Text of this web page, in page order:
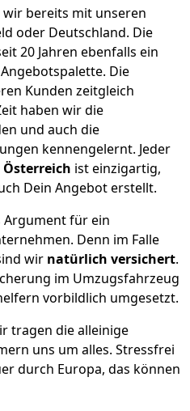
wir bereits mit unseren
oder Deutschland. Die
20 Jahren ebenfalls ein
Die
Kunden zeitgleich
haben wir die
und auch die
kennengelernt. Jeder
ist einzigartig,
Dein Angebot erstellt.
Argument für ein
Denn im Falle
wir natürlich versichert.
im Umzugsfahrzeug
vorbildlich umgesetzt.
tragen die alleinige
uns um alles. Stressfrei
durch Europa, das können